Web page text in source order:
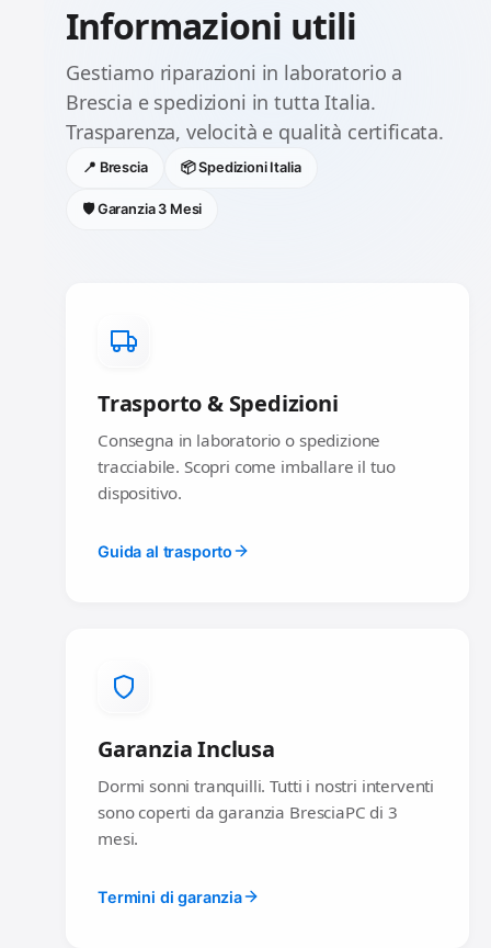
Informazioni utili
Gestiamo riparazioni in laboratorio a
Brescia e spedizioni in tutta Italia.
Trasparenza, velocità e qualità certificata.
📍 Brescia 📦 Spedizioni Italia
🛡️ Garanzia 3 Mesi
Trasporto & Spedizioni
Consegna in laboratorio o spedizione
tracciabile. Scopri come imballare il tuo
dispositivo.
Guida al trasporto
Garanzia Inclusa
Dormi sonni tranquilli. Tutti i nostri interventi
sono coperti da garanzia BresciaPC di 3
mesi.
Termini di garanzia